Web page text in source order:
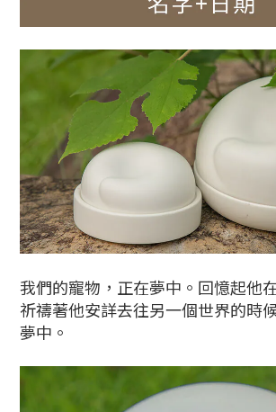
我們的寵物，正在夢中。回憶起他
祈禱著他安詳去往另一個世界的時
夢中。